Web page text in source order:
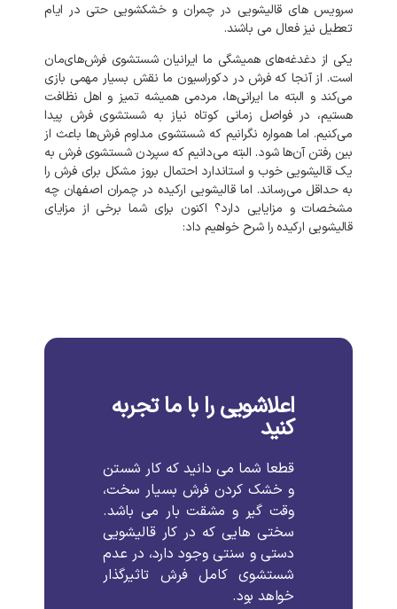
سرویس های قالیشویی در چمران و خشکشویی حتی در ایام
تعطیل نیز فعال می باشند.
یکی از دغدغه‌های همیشگی ما ایرانیان شستشوی فرش‌های‌مان
است. از آنجا که فرش در دکوراسیون ما نقش بسیار مهمی بازی
می‌کند و البته ما ایرانی‌ها، مردمی همیشه تمیز و اهل نظافت
هستیم، در فواصل زمانی کوتاه نیاز به شستشوی فرش پیدا
می‌کنیم. اما همواره نگرانیم که شستشوی مداوم فرش‌ها باعث از
بین رفتن آن‌ها شود. البته می‌دانیم که سپردن شستشوی فرش به
یک قالیشویی خوب و استاندارد احتمال بروز مشکل برای فرش را
به‌ حداقل می‌رساند. اما قالیشویی ارکیده در چمران اصفهان چه
مشخصات و مزایایی دارد؟ اکنون برای شما برخی از مزایای
قالیشویی ارکیده راشرح خواهیم داد:
اعلاشویی را با ما تجربه
کنید
قطعا شما می دانید که کار شستن
و خشک کردن فرش بسیار سخت،
وقت گیر و مشقت بار می باشد.
سختی هایی که در کار قالیشویی
دستی و سنتی وجود دارد، در عدم
شستشوی کامل فرش تاثیرگذار
خواهد بود.